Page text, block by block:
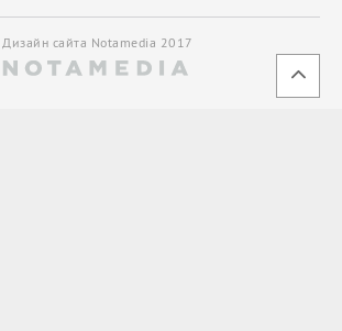
Дизайн сайта Notamedia 2017